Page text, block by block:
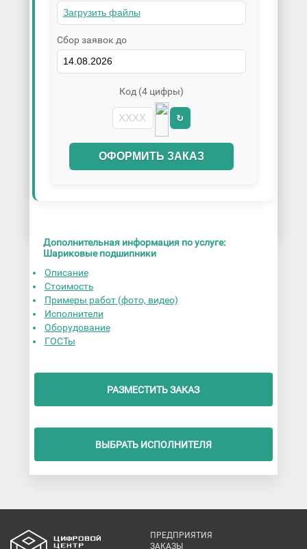
Сбор заявок до
Код (4 цифры)
↻
ОФОРМИТЬ ЗАКАЗ
Дополнительная информация по услуге:
Шариковые подшипники
Описание
Стоимость
Примеры работ (фото, видео)
Исполнители
Оборудование
ГОСТы
РАЗМЕСТИТЬ ЗАКАЗ
ВЫБРАТЬ ИСПОЛНИТЕЛЯ
ПРЕДПРИЯТИЯ
ЗАКАЗЫ